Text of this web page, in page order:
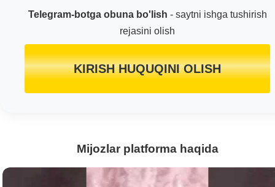
Telegram-botga obuna bo'lish - saytni ishga tushirish
rejasini olish
KIRISH HUQUQINI OLISH
Mijozlar platforma haqida